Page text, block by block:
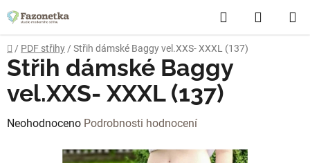
na
obsah
Hledat
KOŠÍK
Domů
/ PDF střihy / Střih dámské Baggy vel.XXS- XXXL (137)
Střih dámské Baggy
vel.XXS- XXXL (137)
Průměrné
Neohodnoceno Podrobnosti hodnocení